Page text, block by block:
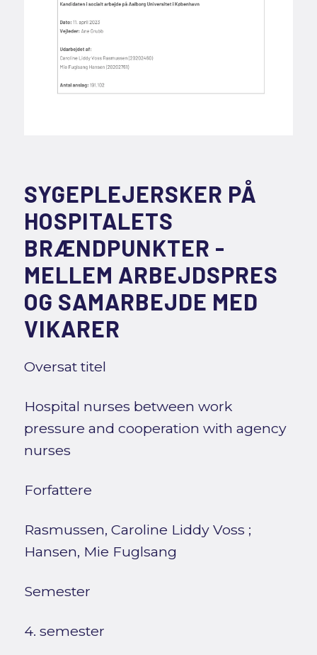
SYGEPLEJERSKER PÅ
HOSPITALETS
BRÆNDPUNKTER -
MELLEM ARBEJDSPRES
OG SAMARBEJDE MED
VIKARER
Oversat titel
Hospital nurses between work
pressure and cooperation with agency
nurses
Forfattere
Rasmussen, Caroline Liddy Voss ;
Hansen, Mie Fuglsang
Semester
4. semester